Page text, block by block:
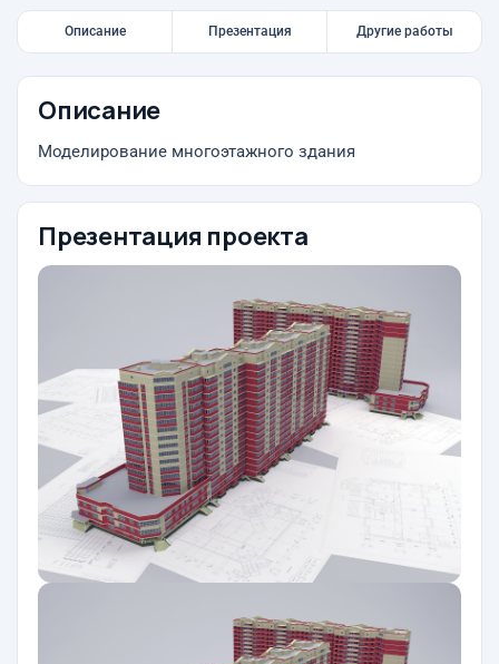
Описание Презентация Другие работы
Описание
Моделирование многоэтажного здания
Презентация проекта